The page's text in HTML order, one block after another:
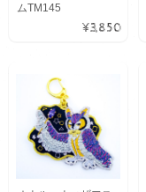
ムTM145
¥3,850